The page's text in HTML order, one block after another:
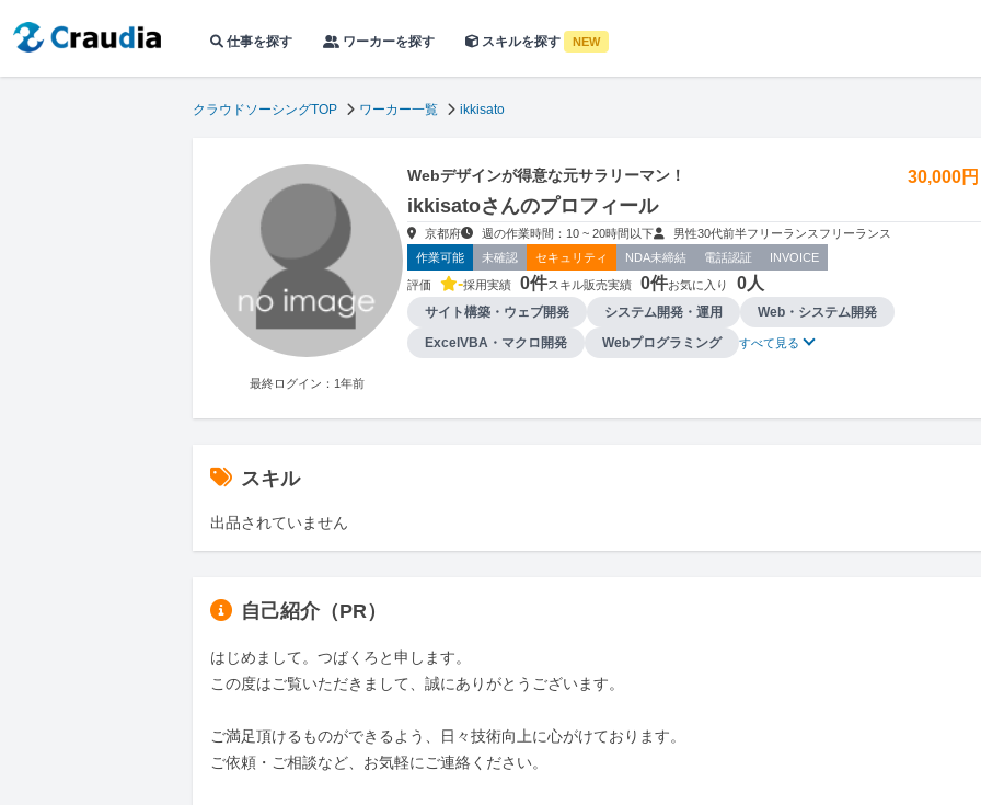
仕事を探す ワーカーを探す スキルを探す NEW
クラウドソーシングTOP ワーカー一覧 ikkisato
最終ログイン：1年前
Webデザインが得意な元サラリーマン！ 30,000
ikkisatoさんのプロフィール
京都府 週の作業時間：10 ~ 20時間以下 男性30代前半フリーランス フリーランス
作業可能
未確認 セキュリティ NDA未締結 電話認証 INVOICE
評価 -採用実績 0件スキル販売実績 0件お気に入り 0人
サイト構築・ウェブ開発 システム開発・運用
Web・システム開発
ExcelVBA・マクロ開発
Webプログラミング すべて見る
スキル
出品されていません
自己紹介（PR）
はじめまして。つばくろと申します。
この度はご覧いただきまして、誠にありがとうございます。
ご満足頂けるものができるよう、日々技術向上に心がけております。
ご依頼・ご相談など、お気軽にご連絡ください。